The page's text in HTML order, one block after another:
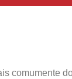
comumente